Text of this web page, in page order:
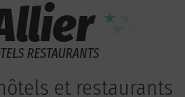
et restaurants